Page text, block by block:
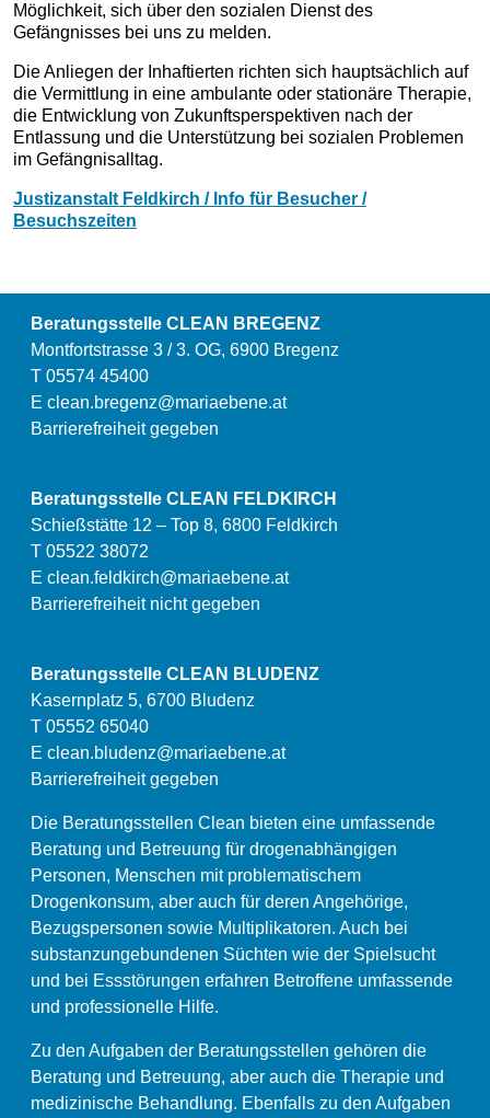
Möglichkeit, sich über den sozialen Dienst des
Gefängnisses bei uns zu melden.
Die Anliegen der Inhaftierten richten sich hauptsächlich auf
die Vermittlung in eine ambulante oder stationäre Therapie,
die Entwicklung von Zukunftsperspektiven nach der
Entlassung und die Unterstützung bei sozialen Problemen
im Gefängnisalltag.
Justizanstalt Feldkirch / Info für Besucher /
Besuchszeiten
Beratungsstelle CLEAN BREGENZ
Montfortstrasse 3 / 3. OG, 6900 Bregenz
T 05574 45400
E clean.bregenz@mariaebene.at
Barrierefreiheit gegeben
Beratungsstelle CLEAN FELDKIRCH
Schießstätte 12 – Top 8, 6800 Feldkirch
T 05522 38072
E clean.feldkirch@mariaebene.at
Barrierefreiheit nicht gegeben
Beratungsstelle CLEAN BLUDENZ
Kasernplatz 5, 6700 Bludenz
T 05552 65040
E clean.bludenz@mariaebene.at
Barrierefreiheit gegeben
Die Beratungsstellen Clean bieten eine umfassende
Beratung und Betreuung für drogenabhängigen
Personen, Menschen mit problematischem
Drogenkonsum, aber auch für deren Angehörige,
Bezugspersonen sowie Multiplikatoren. Auch bei
substanzungebundenen Süchten wie der Spielsucht
und bei Essstörungen erfahren Betroffene umfassende
und professionelle Hilfe.
Zu den Aufgaben der Beratungsstellen gehören die
Beratung und Betreuung, aber auch die Therapie und
medizinische Behandlung. Ebenfalls zu den Aufgaben